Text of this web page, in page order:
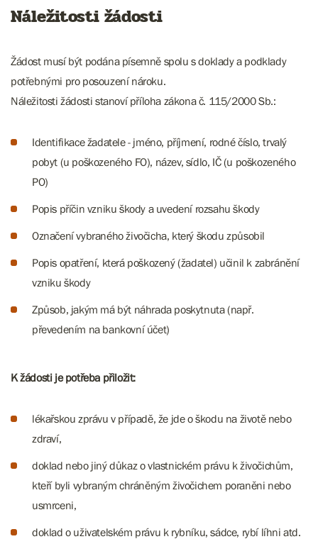
Náležitosti žádosti
Žádost musí být podána písemně spolu s doklady a podklady
potřebnými pro posouzení nároku.
Náležitosti žádosti stanoví příloha zákona č. 115/2000 Sb.:
Identifikace žadatele - jméno, příjmení, rodné číslo, trvalý
pobyt (u poškozeného FO), název, sídlo, IČ (u poškozeného
PO)
Popis příčin vzniku škody a uvedení rozsahu škody
Označení vybraného živočicha, který škodu způsobil
Popis opatření, která poškozený (žadatel) učinil k zabránění
vzniku škody
Způsob, jakým má být náhrada poskytnuta (např.
převedením na bankovní účet)
K žádosti je potřeba přiložit:
lékařskou zprávu v případě, že jde o škodu na životě nebo
zdraví,
doklad nebo jiný důkaz o vlastnickém právu k živočichům,
kteří byli vybraným chráněným živočichem poraněni nebo
usmrceni,
doklad o uživatelském právu k rybníku, sádce, rybí líhni atd.